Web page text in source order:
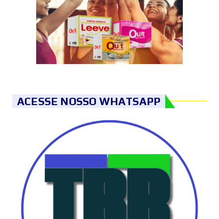
ACESSE NOSSO WHATSAPP